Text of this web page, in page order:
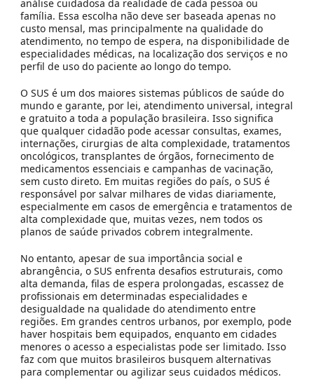
análise cuidadosa da realidade de cada pessoa ou
família. Essa escolha não deve ser baseada apenas no
custo mensal, mas principalmente na qualidade do
atendimento, no tempo de espera, na disponibilidade de
especialidades médicas, na localização dos serviços e no
perfil de uso do pacienteao longo do tempo.
O SUS é um dos maiores sistemas públicos de saúde do
mundo e garante, por lei, atendimento universal, integral
e gratuitoa toda a população brasileira. Isso significa
que qualquer cidadão pode acessar consultas, exames,
internações, cirurgias de alta complexidade, tratamentos
oncológicos, transplantes de órgãos, fornecimento de
medicamentos essenciais e campanhas de vacinação,
sem custo direto. Em muitas regiões do país, o SUS é
responsável por salvar milhares de vidas diariamente,
especialmente em casos de emergência e tratamentos de
alta complexidade que, muitas vezes, nem todos os
planos de saúde privados cobrem integralmente.
No entanto, apesar de sua importância social e
abrangência, o SUS enfrenta desafios estruturais, como
alta demanda, filas de espera prolongadas, escassez de
profissionais em determinadas especialidades e
desigualdade na qualidade do atendimento entre
regiões. Em grandes centros urbanos, por exemplo, pode
haver hospitais bem equipados, enquanto em cidades
menores o acesso a especialistas pode ser limitado. Isso
faz com que muitos brasileiros busquem alternativas
para complementar ou agilizar seus cuidados médicos.